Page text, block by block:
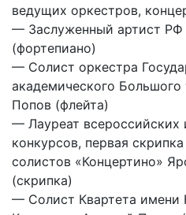
ведущих оркестров,
— Заслуженный артист РФ
(фортепиано)
— Солист оркестра
академического
Попов (флейта)
— Лауреат
конкурсов, первая
солистов «Концертино»
(скрипка)
— Солист Квартета имени